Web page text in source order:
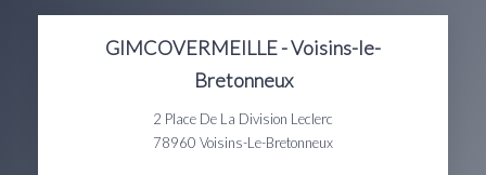
GIMCOVERMEILLE - Voisins-le-
Bretonneux
2 Place De La Division Leclerc
78960 Voisins-Le-Bretonneux